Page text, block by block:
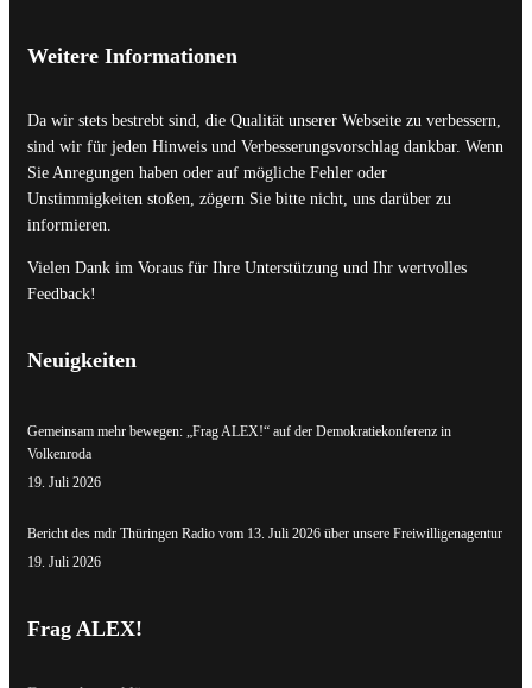
Weitere Informationen
Da wir stets bestrebt sind, die Qualität unserer Webseite zu verbessern,
sind wir für jeden Hinweis und Verbesserungsvorschlag dankbar. Wenn
Sie Anregungen haben oder auf mögliche Fehler oder
Unstimmigkeiten stoßen, zögern Sie bitte nicht, uns darüber zu
informieren.
Vielen Dank im Voraus für Ihre Unterstützung und Ihr wertvolles
Feedback!
Neuigkeiten
Gemeinsam mehr bewegen: „Frag ALEX!“ auf der Demokratiekonferenz in
Volkenroda
19. Juli 2026
Bericht des mdr Thüringen Radio vom 13. Juli 2026 über unsere Freiwilligenagentur
19. Juli 2026
Frag ALEX!